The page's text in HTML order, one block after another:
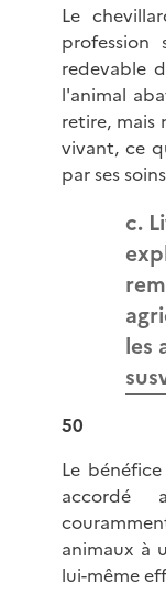
Le
redevable
l'animal
retire, mais
vivant, ce
par ses
c.
les
50
Le
accordé
animaux à
lui-même